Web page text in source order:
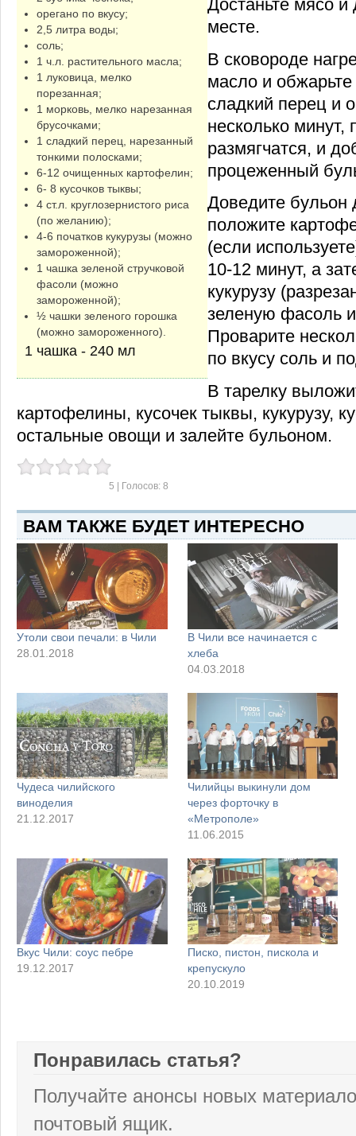
орегано по вкусу;
2,5 литра воды;
соль;
1 ч.л. растительного масла;
1 луковица, мелко
порезанная;
1 морковь, мелко нарезанная
брусочками;
1 сладкий перец, нарезанный
тонкими полосками;
6-12 очищенных картофелин;
6- 8 кусочков тыквы;
4 ст.л. круглозернистого риса
(по желанию);
4-6 початков кукурузы (можно
замороженной);
1 чашка зеленой стручковой
фасоли (можно
замороженной);
½ чашки зеленого горошка
(можно замороженного).
1 чашка - 240 мл
Достаньте мясо
месте.
В сковороде
масло и
сладкий перец и
несколько минут,
размягчатся, и
процеженный
Доведите бульон
положите
(если
10-12 минут, а
кукурузу
зеленую фасоль
Проварите
по вкусу соль и
В тарелку
картофелины, кусочек тыквы, кукурузу,
остальные овощи и залейте бульоном.
5 | Голосов: 8
ВАМ ТАКЖЕ БУДЕТ ИНТЕРЕСНО
Утоли свои печали: в Чили
28.01.2018
В Чили все начинается с
хлеба
04.03.2018
Чудеса чилийского
виноделия
21.12.2017
Чилийцы выкинули дом
через форточку в
«Метрополе»
11.06.2015
Вкус Чили: соус пебре
19.12.2017
Писко, пистон, пискола и
крепускуло
20.10.2019
Понравилась статья?
Получайте анонсы новых
почтовый ящик.